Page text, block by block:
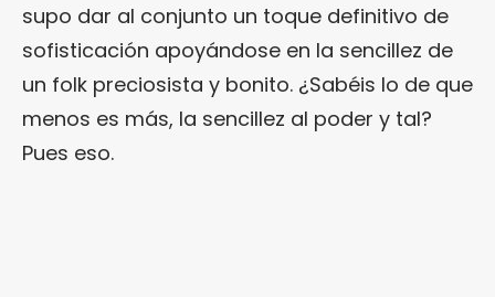
supo dar al conjunto un toque definitivo de
sofisticación apoyándose en la sencillez de
un folk preciosista y bonito. ¿Sabéis lo de que
menos es más, la sencillez al poder y tal?
Pues eso.